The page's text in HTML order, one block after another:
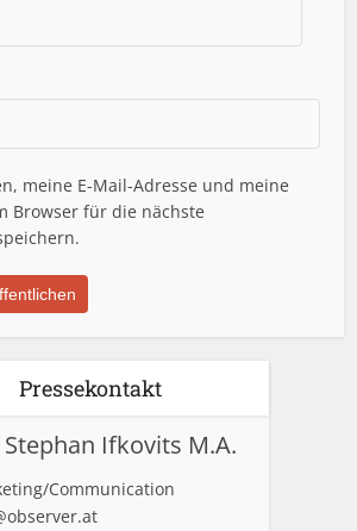
meine E-Mail-Adresse und meine
Browser für die nächste
Pressekontakt
Stephan Ifkovits M.A.
Communication